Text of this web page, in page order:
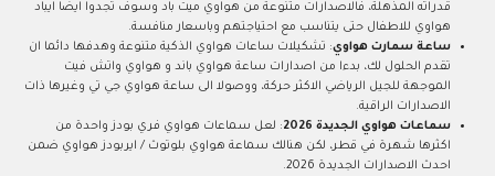
قدراته المذهلة، فالاصدارات متنوعة من هواوي ميت باد وسوف تجدوا ايضا ايباد
هواوي للاطفال حتى يتناسب مع احتياجتهم وباسعار منافسة.
ساعة سمارت هواوي: تشكيلات ساعات هواوي الذكية متنوعة وهدفها دائما ان
تقدم الحلول لك، بدءا من اصدارات ساعة هواوي باند و هواوي واتش فيت
الموجهة للجيل الرياضي الاكثر حركة، ووصولا الى ساعة هواوي جي تي وغيرها ذات
الاصدارات الراقية.
سماعات هواوي الجديدة 2026
: لعل سماعات هواوي فري بودز واحدة من
اكثرها شهرة في قطر، لكن هنالك سماعة هواوي بلوتوث / ايربودز هواوي ضمن
احدث الاصدارات الجديدة 2026.